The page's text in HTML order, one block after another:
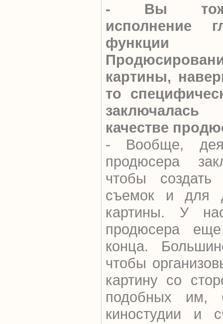
- Вы тоже
исполнение
функции
картины,
то
качестве
- Вообще,
продюсера
чтобы
съемок и для
картины. У
продюсера
конца.
чтобы
картину со
подобных им,
киностудии и